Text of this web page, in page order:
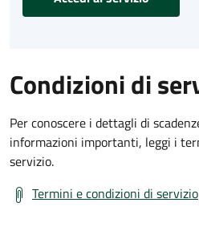
Condizioni di
Per conoscere i dettagli di
informazioni importanti, leggi i
servizio.
Termini e condizioni di servizio